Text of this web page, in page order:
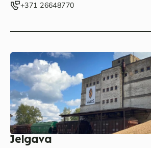
‭+371 26648770‬
Jelgava